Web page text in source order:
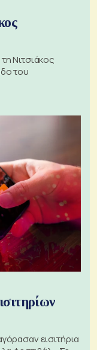
Νιτσιάκος
του
εισιτήρια